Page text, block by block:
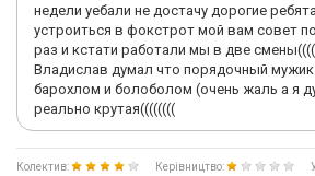
недели уебали не достачу дорогие
устроиться в фокстрот мой вам совет
раз и кстати работали мы в две
Владислав думал что порядочный мужик
барохлом и болоболом (очень жаль а я
реально крутая((((((((
Колектив: Керівництво: